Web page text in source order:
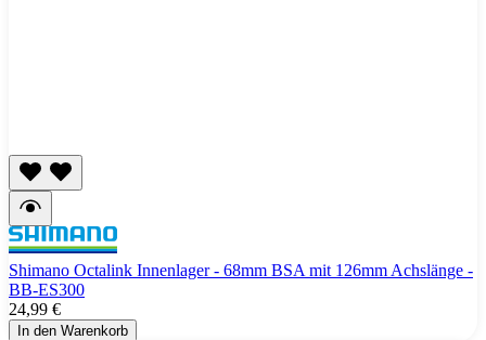
Shimano Octalink Innenlager - 68mm BSA mit 126mm Achslänge -
BB-ES300
24,99 €
In den Warenkorb